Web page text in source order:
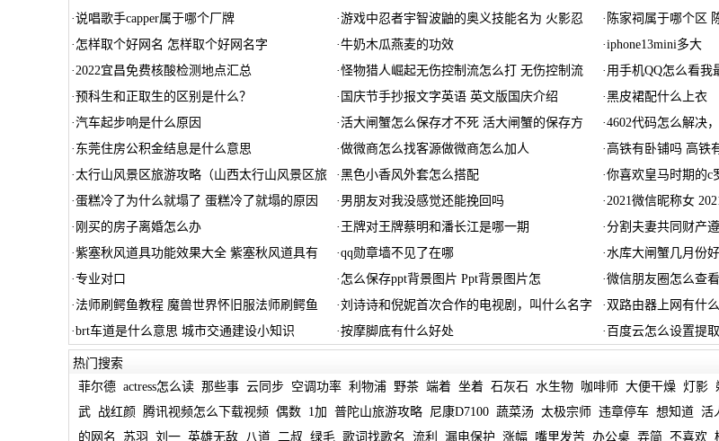
·说唱歌手capper属于哪个厂牌 ·游戏中忍者宇智波鼬的奥义技能名为 火影忍 · 陈家祠属于哪个区
· 怎样取个好网名 怎样取个好网名字 ·牛奶木瓜燕麦的功效 ·iphone13mini多大
·2022宜昌免费核酸检测地点汇总 ·怪物猎人崛起无伤控制流怎么打 无伤控制流 · 用手机QQ怎么看我
·预科生和正取生的区别是什么？ · 国庆节手抄报文字英语 英文版国庆介绍 ·黑皮裙配什么上衣
·汽车起步响是什么原因 ·活大闸蟹怎么保存才不死 活大闸蟹的保存方 ·4602代码怎么解决
· 东莞住房公积金结息是什么意思 ·做微商怎么找客源做微商怎么加人 · 高铁有卧铺吗 高铁
·太行山风景区旅游攻略（山西太行山风景区旅 ·黑色小香风外套怎么搭配 ·你喜欢皇马时期的c
·蛋糕冷了为什么就塌了 蛋糕冷了就塌的原因 · 男朋友对我没感觉还能挽回吗 ·2021微信昵称女
· 刚买的房子离婚怎么办 · 王牌对王牌蔡明和潘长江是哪一期 ·分割夫妻共同财产
·紫塞秋风道具功能效果大全 紫塞秋风道具有 ·qq勋章墙不见了在哪 ·水库大闸蟹几月份
·专业对口 · 怎么保存ppt背景图片 Ppt背景图片怎 ·微信朋友圈怎么查
· 法师刷鳄鱼教程 魔兽世界怀旧服法师刷鳄鱼 ·刘诗诗和倪妮首次合作的电视剧，叫什么名字 · 双路由器上网有什
·brt车道是什么意思 城市交通建设小知识 ·按摩脚底有什么好处 · 百度云怎么设置提
热门搜索
菲尔德 actress怎么读 那些事 云同步 空调功率 利物浦 野茶 端着 坐着 石灰石 水生物 咖啡师 大便干燥 灯影
武
战红颜 腾讯视频怎么下载视频 偶数 1加 普陀山旅游攻略 尼康D7100 蔬菜汤 太极宗师 违章停车 想知道 活
的网名
苏羽 刘一 英雄无敌 八道 二叔 绿毛 歌词找歌名 流利 漏电保护 涨幅 嘴里发苦 办公桌 弄简 不喜欢